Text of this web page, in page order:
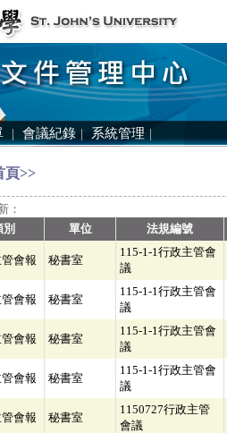
| 會議紀錄 | 系統管理 |
頁>>
：
別
單位 法規編號
會報 秘書室
115-1-1行政主管會
議
會報 秘書室
115-1-1行政主管會
議
會報 秘書室
115-1-1行政主管會
議
會報 秘書室
115-1-1行政主管會
議
會報 秘書室
1150727行政主管
會議